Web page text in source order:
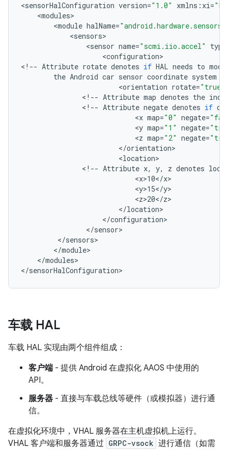
<sensorHalConfiguration version="1.0" xmlns : xi=
<modules
<module halName=
<sensors
<sensor name="scmi.iio.accel" type
<configuration>
< !-- Attribute rotate denotes if HAL needs to
the Android car sensor coordinate system
<orientation rotate="true"
< !-- Attribute map denotes the
< !-- Attribute negate denotes if
<x map="0" negate=
<y map="1" negate=
<z map="2" negate=
</orientation
<location
< !-- Attribute x, y, z denotes
<x>10</x
<y>15</y
<z>20</z
</location
</configuration
</sensor
</sensors
</module
</modules>
</sensorHalConfiguration>
车载 HAL
车载 HAL 实现由两个组件组成：
客户端 - 提供 Android 在虚拟化 AAOS 中使用的
API。
服务器 - 直接与车载总线等硬件（或模拟器）进行通
信。
在虚拟化环境中，VHAL 服务器在主机虚拟机上运行。
VHAL 客户端和服务器通过 GRPC-vsock 进行通信（如需